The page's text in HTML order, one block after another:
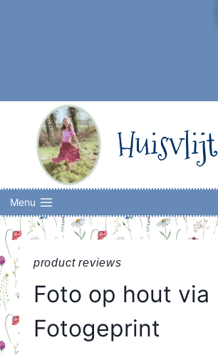
Huisvlijt
Menu
product reviews
Foto op hout via
Fotogeprint